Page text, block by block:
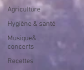
Agriculture
Hygiène & santé
Musique&
concerts
Recettes